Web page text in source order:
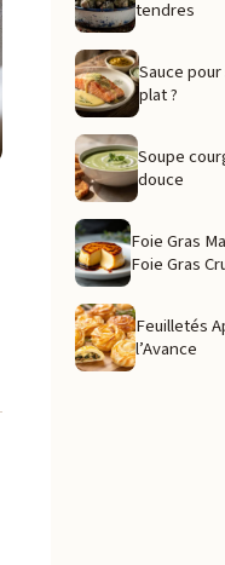
tendres
Sauce
plat ?
Soupe
douce
Foie Gras
Foie Gras
Feuilletés
l’Avance